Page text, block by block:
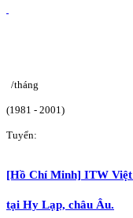
/tháng
(1981 - 2001)
Tuyển:
[Hồ Chí Minh] ITW Việt
tại Hy Lạp, châu Âu.